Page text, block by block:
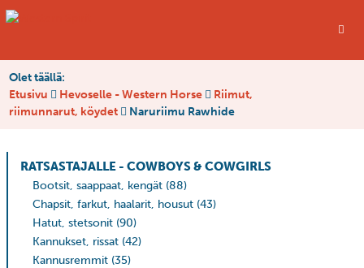
Olet täällä:
Etusivu
Hevoselle - Western Horse
Riimut,
riimunnarut, köydet
Naruriimu Rawhide
RATSASTAJALLE - COWBOYS & COWGIRLS
Bootsit, saappaat, kengät (88)
Chapsit, farkut, haalarit, housut (43)
Hatut, stetsonit (90)
Kannukset, rissat (42)
Kannusremmit (35)